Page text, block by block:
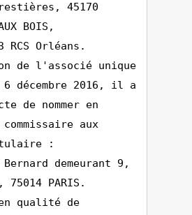
45170
BOIS,
RCS Orléans.
de l'associé unique
6 décembre 2016, il a
de nommer en
aux
:
Bernard demeurant 9,
PARIS.
en qualité de